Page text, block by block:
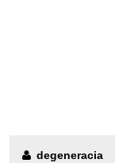
degeneracia